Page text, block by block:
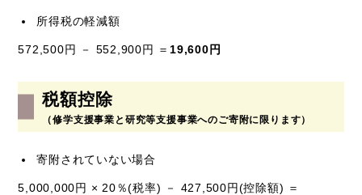
所得税の軽減額
572,500円 － 552,900円 ＝ 19,600円
税額控除
（修学支援事業と研究等支援事業へのご寄附に限ります）
寄附されていない場合
5,000,000円 × 20％(税率) － 427,500円(控除額) ＝